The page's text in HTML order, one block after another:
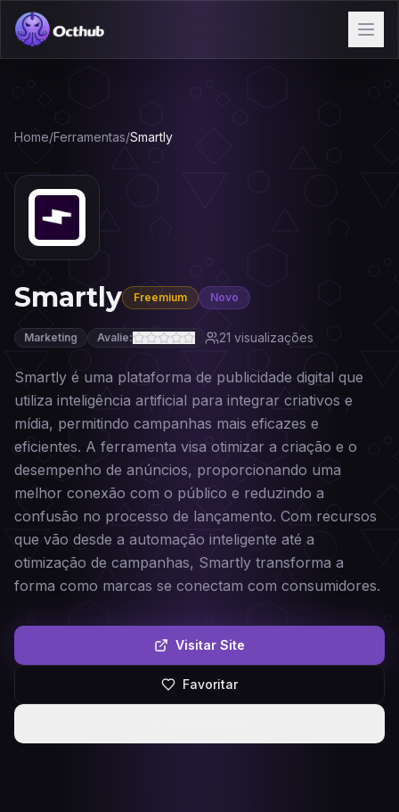
Home/Ferramentas/Smartly
Smartly Freemium Novo
Marketing Avalie: 21 visualizações
Smartly é uma plataforma de publicidade digital que
utiliza inteligência artificial para integrar criativos e
mídia, permitindo campanhas mais eficazes e
eficientes. A ferramenta visa otimizar a criação e o
desempenho de anúncios, proporcionando uma
melhor conexão com o público e reduzindo a
confusão no processo de lançamento. Com recursos
que vão desde a automação inteligente até a
otimização de campanhas, Smartly transforma a
forma como marcas se conectam com consumidores.
Visitar Site
Favoritar